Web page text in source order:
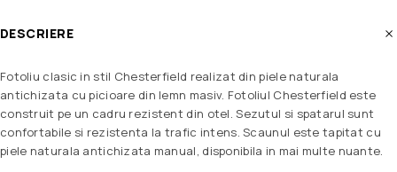
DESCRIERE
Fotoliu clasic in stil Chesterfield realizat din piele naturala
antichizata cu picioare din lemn masiv. Fotoliul Chesterfield este
construit pe un cadru rezistent din otel. Sezutul si spatarul sunt
confortabile si rezistenta la trafic intens. Scaunul este tapitat cu
piele naturala antichizata manual, disponibila in mai multe nuante.